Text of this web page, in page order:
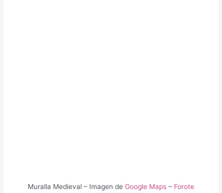
Muralla Medieval – Imagen de Google Maps – Forote